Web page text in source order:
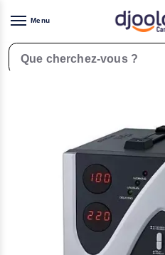
Menu
Rechercher un produit
Accueil Électronique / Electricité